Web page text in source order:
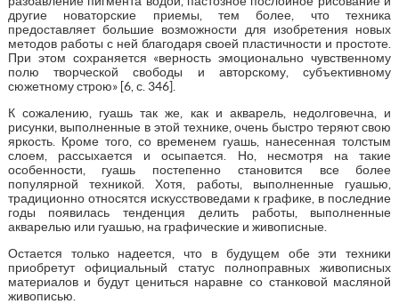
другие новаторские приемы, тем более, что техника
предоставляет большие возможности для изобретения новых
методов работы с ней благодаря своей пластичности и простоте.
При этом сохраняется «верность эмоционально чувственному
полю творческой свободы и авторскому, субъективному
сюжетному строю» [6, с. 346].
К сожалению, гуашь так же, как и акварель, недолговечна, и
рисунки, выполненные в этой технике, очень быстро теряют свою
яркость. Кроме того, со временем гуашь, нанесенная толстым
слоем, рассыхается и осыпается. Но, несмотря на такие
особенности, гуашь постепенно становится все более
популярной техникой. Хотя, работы, выполненные гуашью,
традиционно относятся искусствоведами к графике, в последние
годы появилась тенденция делить работы, выполненные
акварелью или гуашью, на графические и живописные.
Остается только надеется, что в будущем обе эти техники
приобретут официальный статус полноправных живописных
материалов и будут цениться наравне со станковой масляной
живописью.